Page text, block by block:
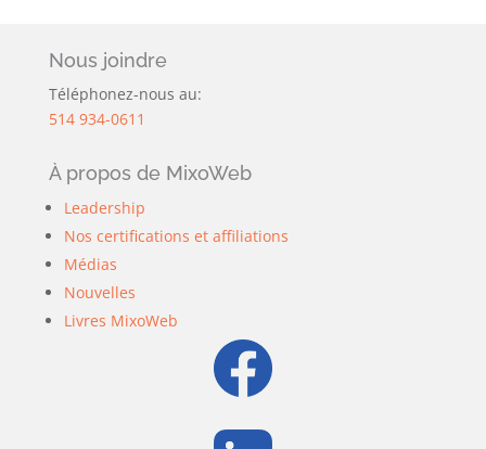
Nous joindre
Téléphonez-nous au:
514 934-0611
À propos de MixoWeb
Leadership
Nos certifications et affiliations
Médias
Nouvelles
Livres MixoWeb